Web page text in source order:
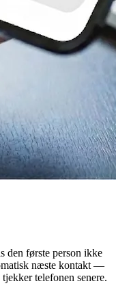
den første person ikke
næste kontakt —
telefonen senere.